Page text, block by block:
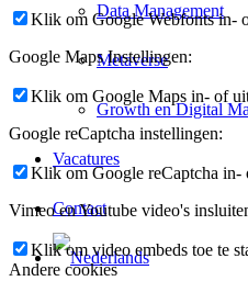
Data Management
Metaverse
Growth en Digital
Vacatures
Contact
Klik om Google Webfonts in-
Google Maps Instellingen:
Klik om Google Maps in- of
Google reCaptcha instellingen:
Klik om Google reCaptcha in-
Vimeo en Youtube video's
Klik om video embeds toe te
Andere cookies